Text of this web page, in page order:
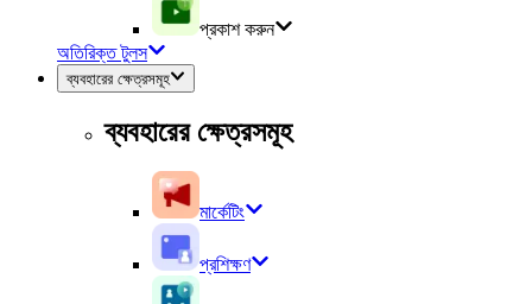
প্রকাশ করুন
অতিরিক্ত টুলস
ব্যবহারের ক্ষেত্রসমূহ
ব্যবহারের ক্ষেত্রসমূহ
মার্কেটিং
প্রশিক্ষণ